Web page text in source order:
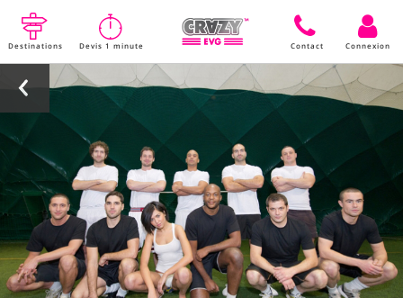
Destinations Devis 1 minute Contact Connexion